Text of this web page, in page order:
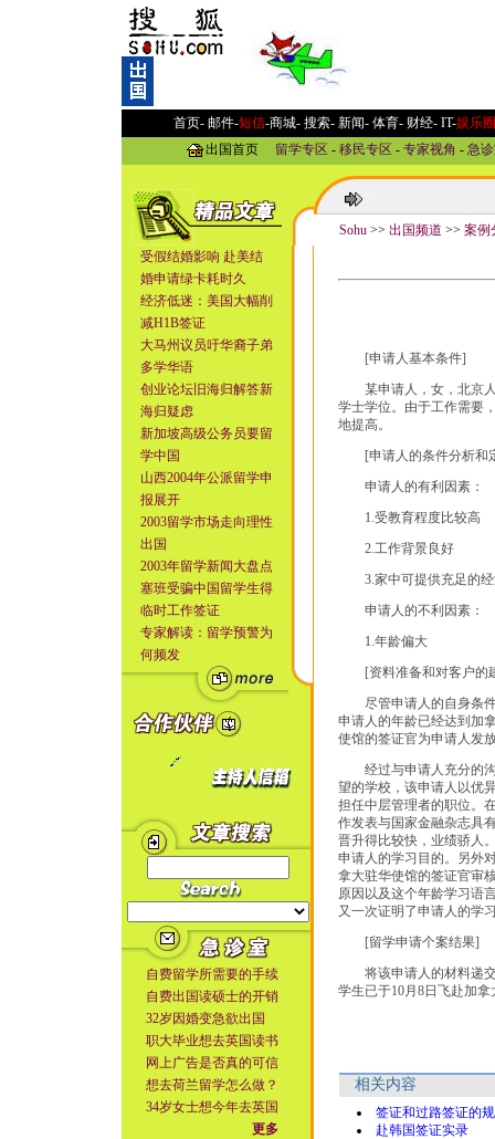
首页- 邮件-短信-商城- 搜索-新闻- 体育-财经- IT-娱乐圈
出国首页
留学专区- 移民专区- 专家视角 - 急
受假结婚影响 赴美结
婚申请绿卡耗时久
经济低迷：美国大幅削
减H1B签证
大马州议员吁华裔子弟
多学华语
创业论坛旧海归解答新
海归疑虑
新加坡高级公务员要留
学中国
山西2004年公派留学申
报展开
2003留学市场走向理性
出国
2003年留学新闻大盘点
塞班受骗中国留学生得
临时工作签证
专家解读：留学预警为
何频发
自费留学所需要的手续
自费出国读硕士的开销
32岁因婚变急欲出国
职大毕业想去英国读书
网上广告是否真的可信
想去荷兰留学怎么做？
34岁女士想今年去英国
更多
Sohu >> 出国频道 >> 案例
[申请人基本条件]
某申请人，女，北京人
学士学位。由于工作需要
地提高。
[申请人的条件分析和
申请人的有利因素：
1.受教育程度比较高
2.工作背景良好
3.家中可提供充足的经
申请人的不利因素：
1.年龄偏大
[资料准备和对客户的
尽管申请人的自身条件
申请人的年龄已经达到加
使馆的签证官为申请人发
经过与申请人充分的沟
望的学校，该申请人以优
担任中层管理者的职位。
作发表与国家金融杂志具
晋升得比较快，业绩骄人
申请人的学习目的。另外
拿大驻华使馆的签证官审
原因以及这个年龄学习语
又一次证明了申请人的学
[留学申请个案结果]
将该申请人的材料递交
学生已于10月8日飞赴加
相关内容
签证和过路签证的
赴韩国签证实录